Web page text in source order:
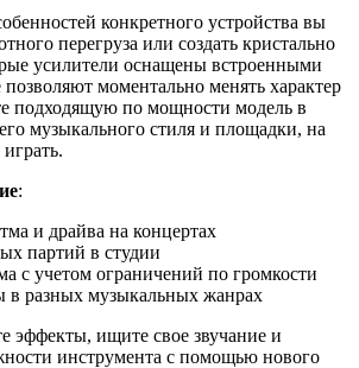
конкретного устройства вы
перегруза или создать кристально
усилители оснащены встроенными
моментально менять характер
подходящую по мощности модель в
музыкального стиля и площадки, на
:
и драйва на концертах
партий в студии
с учетом ограничений по громкости
в разных музыкальных жанрах
эффекты, ищите свое звучание и
инструмента с помощью нового